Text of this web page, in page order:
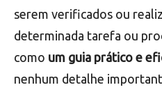
serem verificados ou
determinada tarefa ou
como um guia prático e
nenhum detalhe